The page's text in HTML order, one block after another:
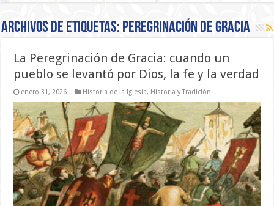
Archivos de etiquetas: Peregrinación de Gracia
La Peregrinación de Gracia: cuando un
pueblo se levantó por Dios, la fe y la verdad
enero 31, 2026 Historia de la Iglesia, Historia y Tradición